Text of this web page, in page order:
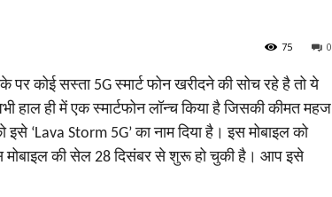
0
75
कोई सस्‍ता 5G स्‍मार्ट फोन खरीदने की सोच रहे है तो ये
ही में एक स्मार्टफोन लॉन्च किया है जिसकी कीमत महज
‘Lava Storm 5G’ का नाम दिया है। इस मोबाइल को
की सेल 28 दिसंबर से शुरू हो चुकी है। आप इसे